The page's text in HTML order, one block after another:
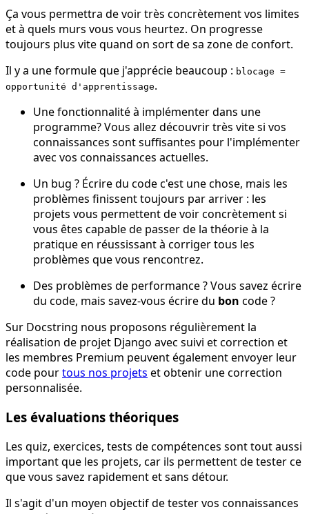
Ça vous permettra de voir très concrètement vos limites
et à quels murs vous vous heurtez. On progresse
toujours plus vite quand on sort de sa zone de confort.
Il y a une formule que j'apprécie beaucoup : blocage =
opportunité d'apprentissage.
Une fonctionnalité à implémenter dans une
programme? Vous allez découvrir très vite si vos
connaissances sont suffisantes pour l'implémenter
avec vos connaissances actuelles.
Un bug ? Écrire du code c'est une chose, mais les
problèmes finissent toujours par arriver : les
projets vous permettent de voir concrètement si
vous êtes capable de passer de la théorie à la
pratique en réussissant à corriger tous les
problèmes que vous rencontrez.
Des problèmes de performance ? Vous savez écrire
du code, mais savez-vous écrire du bon code ?
Sur Docstring nous proposons régulièrement la
réalisation de projet Django avec suivi et correction et
les membres Premium peuvent également envoyer leur
code pourtous nos projets et obtenir une correction
personnalisée.
Les évaluations théoriques
Les quiz, exercices, tests de compétences sont tout aussi
important que les projets, car ils permettent de tester ce
que vous savez rapidement et sans détour.
Il s'agit d'un moyen objectif de tester vos connaissances